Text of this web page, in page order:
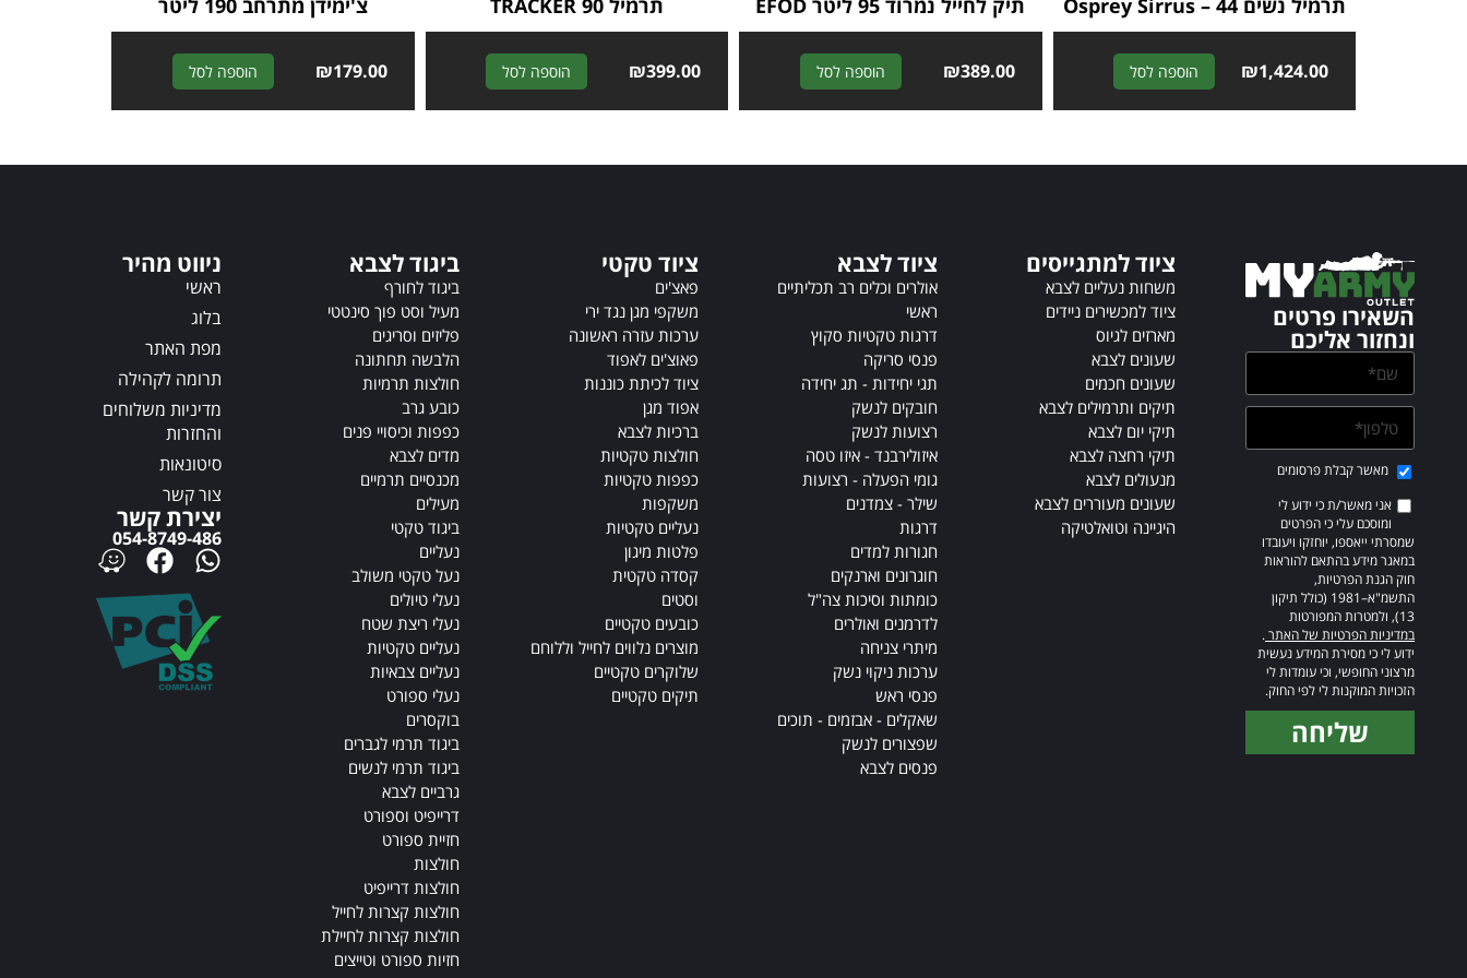
₪1,424.00 הוספה לסל
l
t
r
i
v
e
:
₪389.00 הוספה לסל
t
r
v
₪399.00 הוספה לסל
l
t
r
₪179.00 הוספה לסל
t
r
i
השאירו פרטים
ונחזור אליכם
מאשר קבלת פרסומים
אני מאשר/ת כי ידוע לי
ומוסכם עלי כי הפרטים
שמסרתי ייאספו, יוחזקו ויעובדו
במאגר מידע בהתאם להוראות
חוק הגנת הפרטיות,
התשמ"א–1981 (כולל תיקון
13), ולמטרות המפורטות
במדיניות הפרטיות של האתר.
ידוע לי כי מסירת המידע נעשית
מרצוני החופשי, וכי עומדות לי
הזכויות המוקנות לי לפי החוק.
שליחה
ציוד למתגייסים
משחות נעליים לצבא
ציוד למכשירים ניידים
מארזים לגיוס
שעונים לצבא
שעונים חכמים
תיקים ותרמילים לצבא
תיקי יום לצבא
תיקי רחצה לצבא
מנעולים לצבא
שעונים מעוררים לצבא
היגיינה וטואלטיקה
ציוד לצבא
אולרים וכלים רב תכליתיים
ראשי
דרגות טקטיות סקוץ
פנסי סריקה
תגי יחידות - תג יחידה
חובקים לנשק
רצועות לנשק
איזולירבנד - איזו טסה
גומי הפעלה - רצועות
שילר - צמדנים
דרגות
חגורות למדים
חוגרונים וארנקים
כומתות וסיכות צה"ל
לדרמנים ואולרים
מיתרי צניחה
ערכות ניקוי נשק
פנסי ראש
שאקלים - אבזמים - תוכים
שפצורים לנשק
פנסים לצבא
ציוד טקטי
פאצ'ים
משקפי מגן נגד ירי
ערכות עזרה ראשונה
פאוצ'ים לאפוד
ציוד לכיתת כוננות
אפוד מגן
ברכיות לצבא
חולצות טקטיות
כפפות טקטיות
משקפות
נעליים טקטיות
פלטות מיגון
קסדה טקטית
וסטים
כובעים טקטיים
מוצרים נלווים לחייל וללוחם
שלוקרים טקטיים
תיקים טקטיים
ביגוד לצבא
ביגוד לחורף
מעיל וסט פוך סינטטי
פליזים וסריגים
הלבשה תחתונה
חולצות תרמיות
כובע גרב
כפפות וכיסויי פנים
מדים לצבא
מכנסיים תרמיים
מעילים
ביגוד טקטי
נעליים
נעל טקטי משולב
נעלי טיולים
נעלי ריצת שטח
נעליים טקטיות
נעליים צבאיות
נעלי ספורט
בוקסרים
ביגוד תרמי לגברים
ביגוד תרמי לנשים
גרביים לצבא
דרייפיט וספורט
חזיית ספורט
חולצות
חולצות דרייפיט
חולצות קצרות לחייל
חולצות קצרות לחיילת
חזיות ספורט וטייצים
ניווט מהיר
ראשי
בלוג
מפת האתר
תרומה לקהילה
מדיניות משלוחים
והחזרות
סיטונאות
צור קשר
יצירת קשר
054-8749-486